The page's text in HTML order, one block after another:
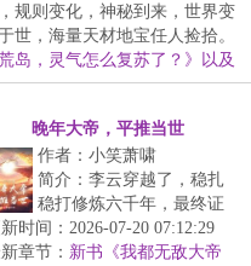
规则变化，神秘到来，世界变
世，海量天材地宝任人捡拾。
岛，灵气怎么复苏了？》以及
晚年大帝，平推当世
作者：小笑萧啸
简介：李云穿越了，稳扎
稳打修炼六千年，最终证
道成帝。但他是一个很平
庸的大帝。平不掉禁区，
时间：2026-07-20 07:12:29
章节： 新书《我都无敌大帝